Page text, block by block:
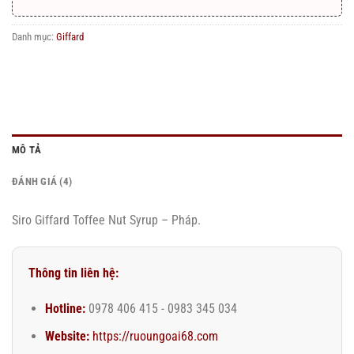
Danh mục: Giffard
MÔ TẢ
ĐÁNH GIÁ (4)
Siro Giffard Toffee Nut Syrup – Pháp.
Thông tin liên hệ:
Hotline:0978 406 415 - 0983 345 034
Website: https://ruoungoai68.com